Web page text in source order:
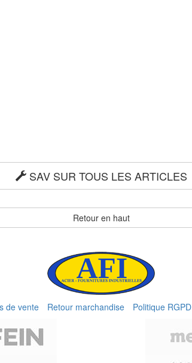
SAV SUR TOUS LES ARTICLES
Retour en haut
de vente Retour marchandise Politique RGPD